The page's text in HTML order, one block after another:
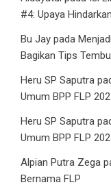
#4: Upaya
Bu Jay pada
Bagikan Tips
Heru SP Saputra
Umum BPP FLP
Heru SP Saputra
Umum BPP FLP
Alpian Putra Zega
Bernama FLP